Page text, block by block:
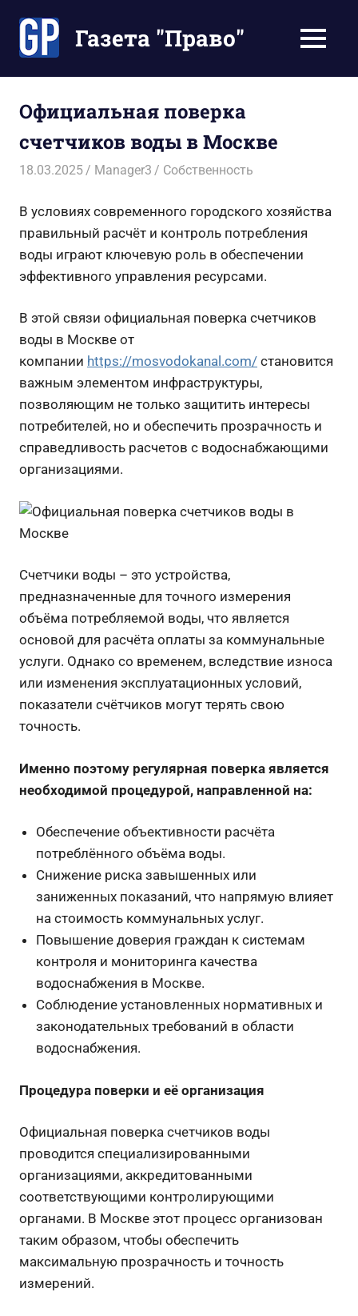
содержимомуГазета "Право"
экономят
Ваше
время
МЕНЮ
Официальная поверка
счетчиков воды в Москве
18.03.2025 Manager3 Собственность
В условиях современного городского хозяйства
правильный расчёт и контроль потребления
воды играют ключевую роль в обеспечении
эффективного управления ресурсами.
В этой связи официальная поверка счетчиков
воды в Москве от
компании https://mosvodokanal.com/ становится
важным элементом инфраструктуры,
позволяющим не только защитить интересы
потребителей, но и обеспечить прозрачность и
справедливость расчетов с водоснабжающими
организациями.
Счетчики воды – это устройства,
предназначенные для точного измерения
объёма потребляемой воды, что является
основой для расчёта оплаты за коммунальные
услуги. Однако со временем, вследствие износа
или изменения эксплуатационных условий,
показатели счётчиков могут терять свою
точность.
Именно поэтому регулярная поверка является
необходимой процедурой, направленной на:
Обеспечение объективности расчёта
потреблённого объёма воды.
Снижение риска завышенных или
заниженных показаний, что напрямую влияет
на стоимость коммунальных услуг.
Повышение доверия граждан к системам
контроля и мониторинга качества
водоснабжения в Москве.
Соблюдение установленных нормативных и
законодательных требований в области
водоснабжения.
Процедура поверки и её организация
Официальная поверка счетчиков воды
проводится специализированными
организациями, аккредитованными
соответствующими контролирующими
органами. В Москве этот процесс организован
таким образом, чтобы обеспечить
максимальную прозрачность и точность
измерений.